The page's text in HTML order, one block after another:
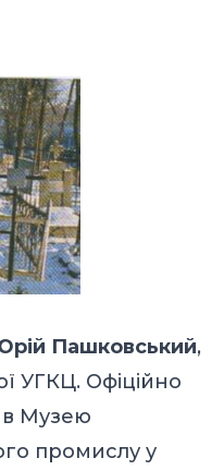
Пашковський,
УГКЦ. Офіційно
Музею
промислу у